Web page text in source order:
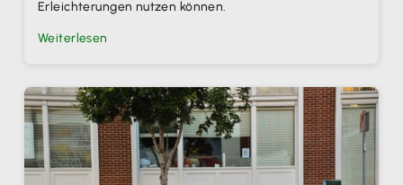
Erleichterungen nutzen können.
Weiterlesen